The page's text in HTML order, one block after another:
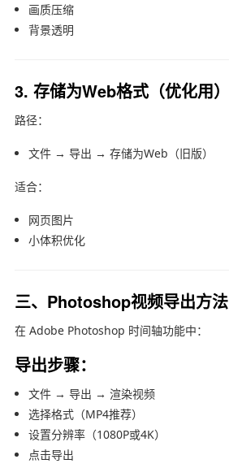
画质压缩
背景透明
3. 存储为Web格式（优化用）
路径：
文件 → 导出 → 存储为Web（旧版）
适合：
网页图片
小体积优化
三、Photoshop视频导出方法
在 Adobe Photoshop 时间轴功能中：
导出步骤：
文件 → 导出 → 渲染视频
选择格式（MP4推荐）
设置分辨率（1080P或4K）
点击导出